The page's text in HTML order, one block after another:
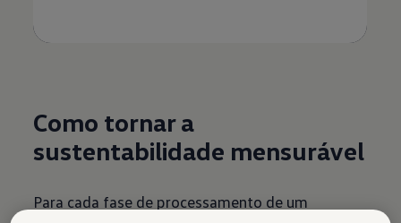
Como tornar a
sustentabilidade mensurável
Para cada fase de processamento de um